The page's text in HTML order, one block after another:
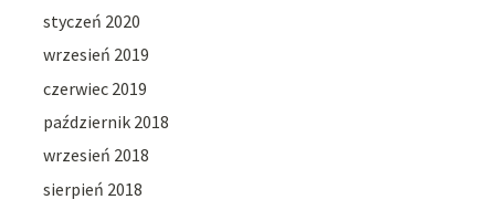
styczeń 2020
wrzesień 2019
czerwiec 2019
październik 2018
wrzesień 2018
sierpień 2018